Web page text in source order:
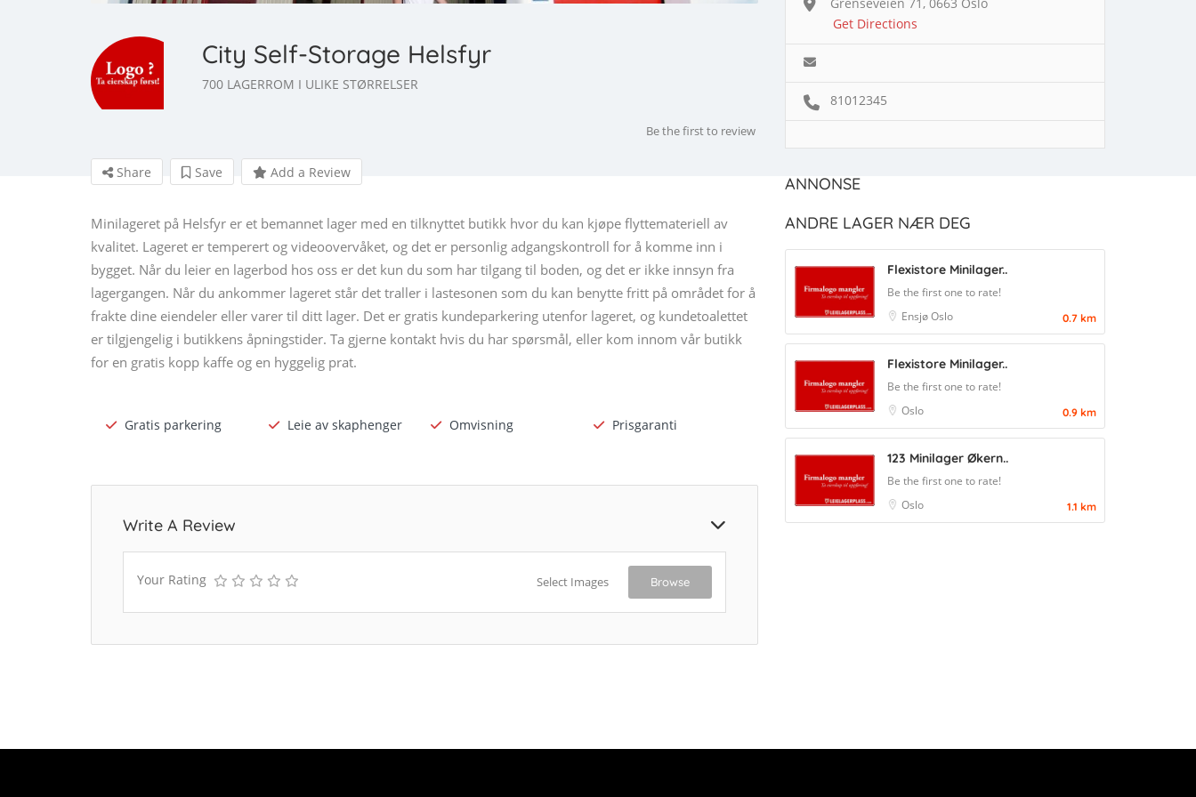
City Self-Storage Helsfyr
700 LAGERROM I ULIKE STØRRELSER
Be the first to review
Share Save Add a Review
Minilageret på Helsfyr er et bemannet lager med en tilknyttet butikk hvor du kan kjøpe flyttemateriell av
kvalitet. Lageret er temperert og videoovervåket, og det er personlig adgangskontroll for å komme inn i
bygget. Når du leier en lagerbod hos oss er det kun du som har tilgang til boden, og det er ikke innsyn fra
lagergangen. Når du ankommer lageret står det traller i lastesonen som du kan benytte fritt på området for å
frakte dine eiendeler eller varer til ditt lager. Det er gratis kundeparkering utenfor lageret, og kundetoalettet
er tilgjengelig i butikkens åpningstider. Ta gjerne kontakt hvis du har spørsmål, eller kom innom vår butikk
for en gratis kopp kaffe og en hyggelig prat.
Gratis parkering Leie av skaphenger Omvisning Prisgaranti
Write A Review
Your Rating Select Images Browse
Get Directions
81012345
ANNONSE
ANDRE LAGER NÆR DEG
Flexistore Minilager..
Be the first one to rate!
EnsjøOslo 0.7 km
Flexistore Minilager..
Be the first one to rate!
Oslo
0.9 km
123 Minilager Økern..
Be the first one to rate!
Oslo
1.1 km